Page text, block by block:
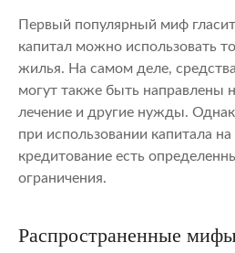
Первый популярный миф
капитал можно использовать
жилья. На самом деле,
могут также быть направлены
лечение и другие нужды.
при использовании капитала
кредитование есть
ограничения.
Распространенные